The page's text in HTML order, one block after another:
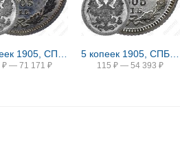
₽ — 71 171 ₽
5 копеек 1905, СПБ-АР
115 ₽ — 54 393 ₽